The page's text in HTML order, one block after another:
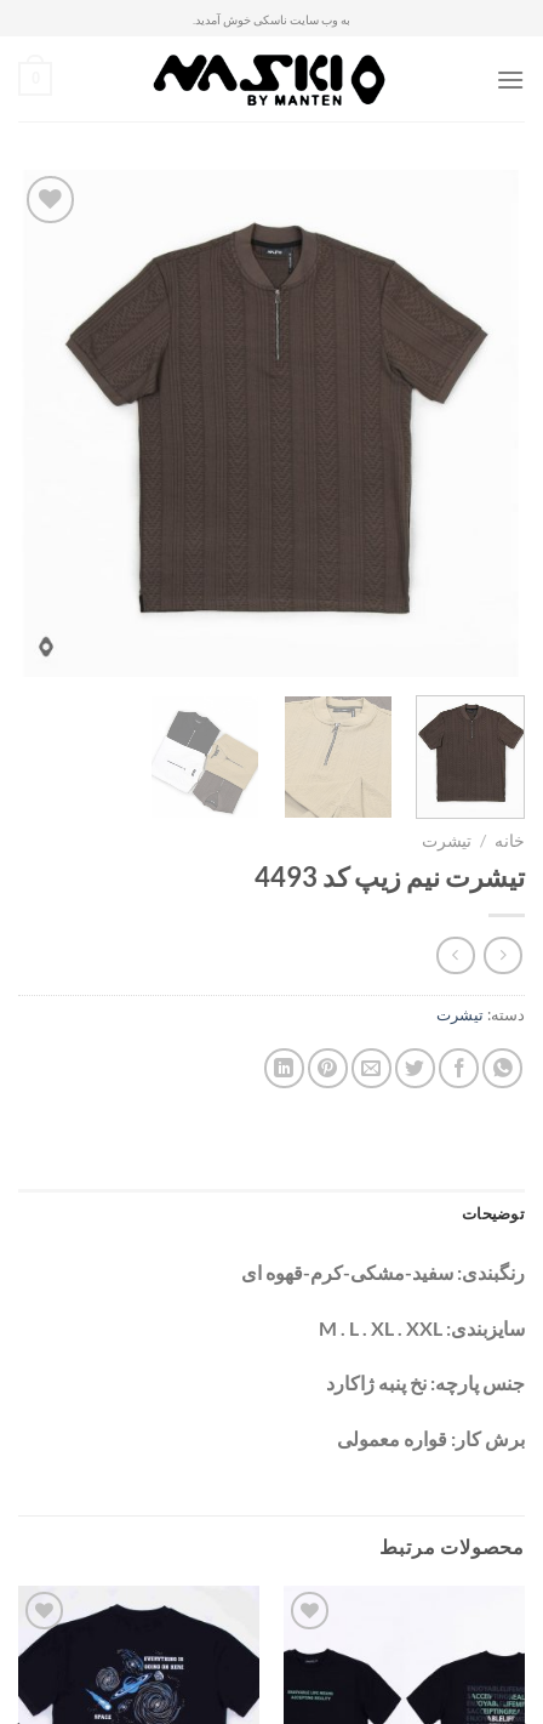
content
به وب سایت ناسکی خوش آمدید.
خانه / تیشرت
تیشرت نیم زیپ کد 4493
دسته: تیشرت
توضیحات
رنگبندی: سفید-مشکی-کرم-قهوه ای
سایزبندی: M . L . XL . XXL
جنس پارچه: نخ پنبه ژاکارد
برش کار: قواره معمولی
محصولات مرتبط
افزودن
به
مندی
افزودن
ها